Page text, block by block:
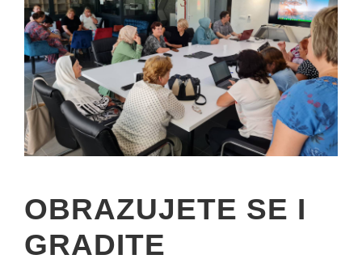
OBRAZUJETE SE I
GRADITE